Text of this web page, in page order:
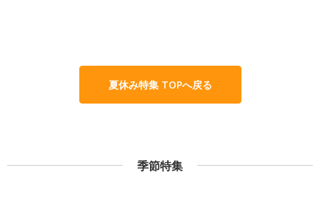
夏休み特集 TOPへ戻る
季節特集